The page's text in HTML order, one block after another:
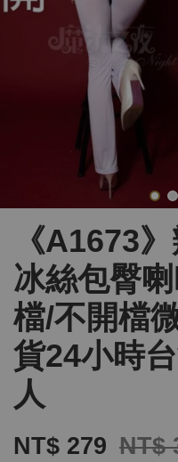
《A1673
冰絲包臀
檔/不開檔
貨24小時
人
NT$ 279 NT$